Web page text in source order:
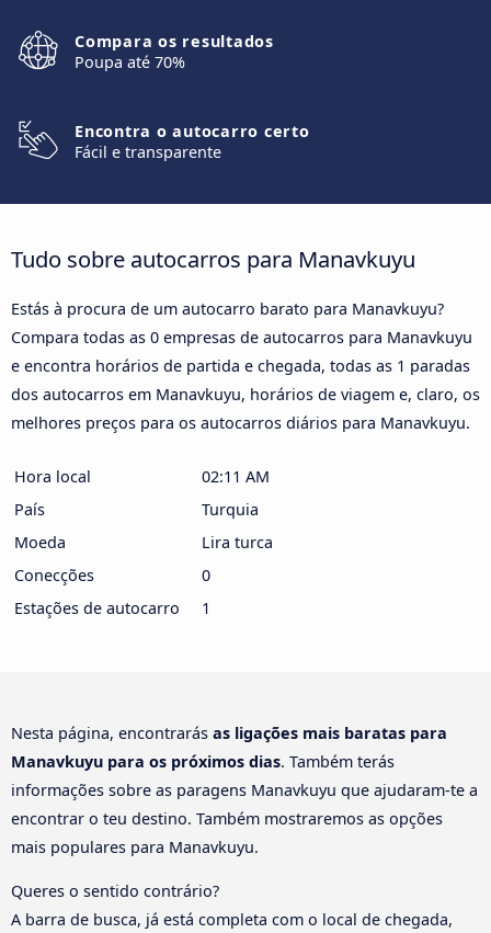
Compara os resultados
Poupa até 70%
Encontra o autocarro certo
Fácil e transparente
Tudo sobre autocarros para Manavkuyu
Estás à procura de um autocarro barato para Manavkuyu?
Compara todas as 0 empresas de autocarros para Manavkuyu
e encontra horários de partida e chegada, todas as 1 paradas
dos autocarros em Manavkuyu, horários de viagem e, claro, os
melhores preços para os autocarros diários para Manavkuyu.
Hora local
02:11 AM
País
Turquia
Moeda
Lira turca
Conecções
0
Estações de autocarro
1
Nesta página, encontrarás as ligações mais baratas para
Manavkuyu para os próximos dias. Também terás
informações sobre as paragens Manavkuyu que ajudaram-te a
encontrar o teu destino. Também mostraremos as opções
mais populares para Manavkuyu.
Queres o sentido contrário?
A barra de busca, já está completa com o local de chegada,